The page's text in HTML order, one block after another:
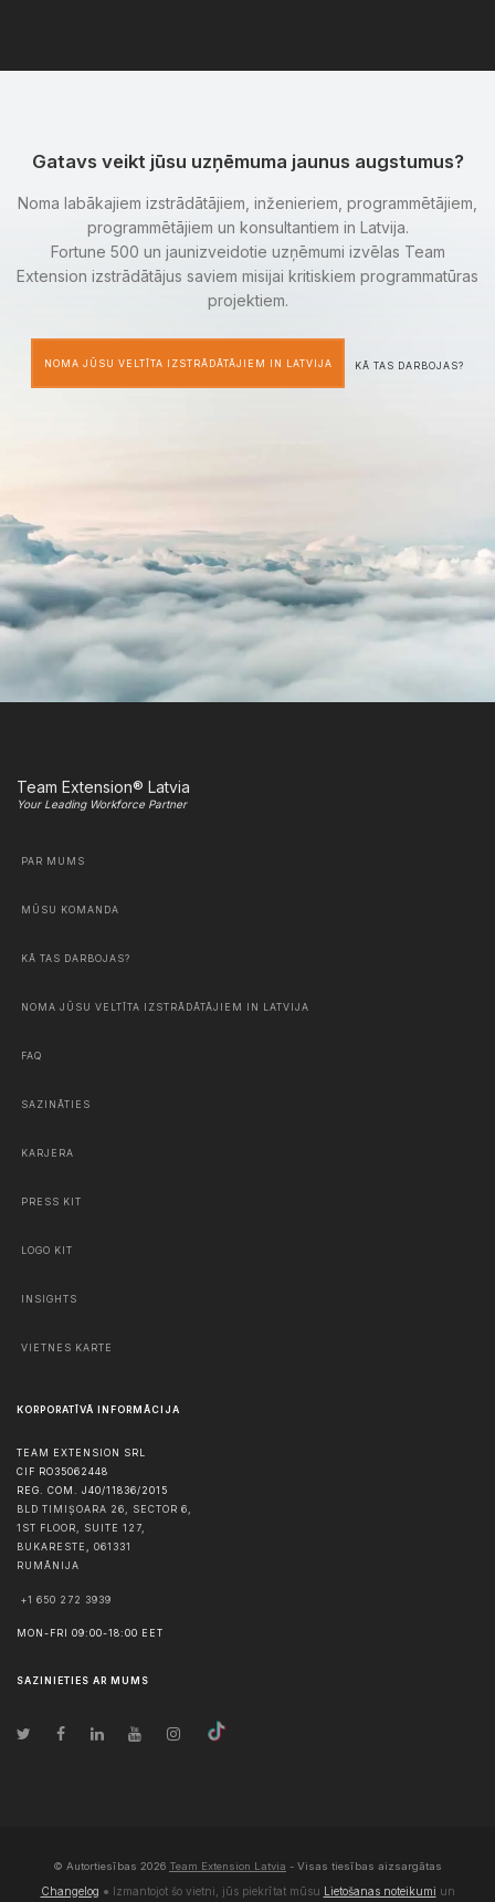
Gatavs veikt jūsu uzņēmuma jaunus augstumus?
Noma labākajiem izstrādātājiem, inženieriem, programmētājiem,
programmētājiem un konsultantiem in Latvija.
Fortune 500 un jaunizveidotie uzņēmumi izvēlas Team
Extension izstrādātājus saviem misijai kritiskiem programmatūras
projektiem.
NOMA JŪSU VELTĪTA IZSTRĀDĀTĀJIEM IN LATVIJA KĀ TAS DARBOJAS?
Team Extension® Latvia
Your Leading Workforce Partner
PAR MUMS
MŪSU KOMANDA
KĀ TAS DARBOJAS?
NOMA JŪSU VELTĪTA IZSTRĀDĀTĀJIEM IN LATVIJA
FAQ
SAZINĀTIES
KARJERA
PRESS KIT
LOGO KIT
INSIGHTS
VIETNES KARTE
KORPORATĪVĀ INFORMĀCIJA
TEAM EXTENSION SRL
CIF RO35062448
REG. COM. J40/11836/2015
BLD TIMIȘOARA 26, SECTOR 6,
1ST FLOOR, SUITE 127,
BUKARESTE , 061331
RUMĀNIJA
+1 650 272 3939
MON-FRI 09:00-18:00 EET
SAZINIETIES AR MUMS
© Autortiesības 2026 Team Extension Latvia - Visas tiesības aizsargātas
Changelog ● Izmantojot šo vietni, jūs piekrītat mūsu Lietošanas noteikumi un